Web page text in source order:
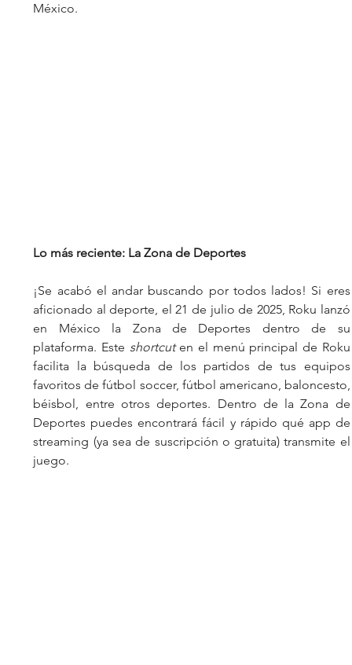
México.
Lo más reciente: La Zona de Deportes
¡Se acabó el andar buscando por todos lados! Si eres
aficionado al deporte, el 21 de julio de 2025, Roku lanzó
en México la Zona de Deportes dentro de su
plataforma. Este shortcut en el menú principal de Roku
facilita la búsqueda de los partidos de tus equipos
favoritos de fútbol soccer, fútbol americano, baloncesto,
béisbol, entre otros deportes. Dentro de la Zona de
Deportes puedes encontrará fácil y rápido qué app de
streaming (ya sea de suscripción o gratuita) transmite el
juego.